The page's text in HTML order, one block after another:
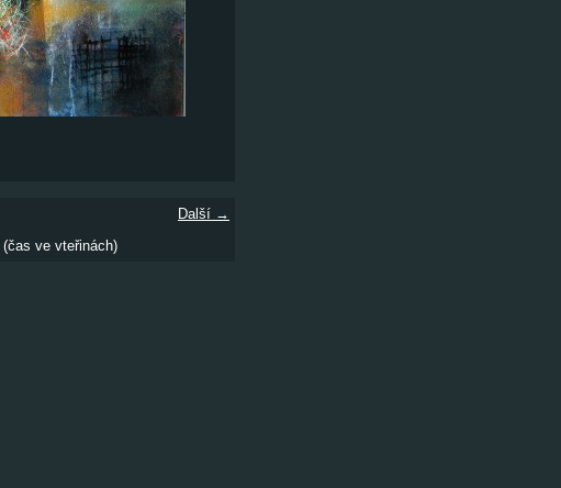
Další →
(čas ve vteřinách)